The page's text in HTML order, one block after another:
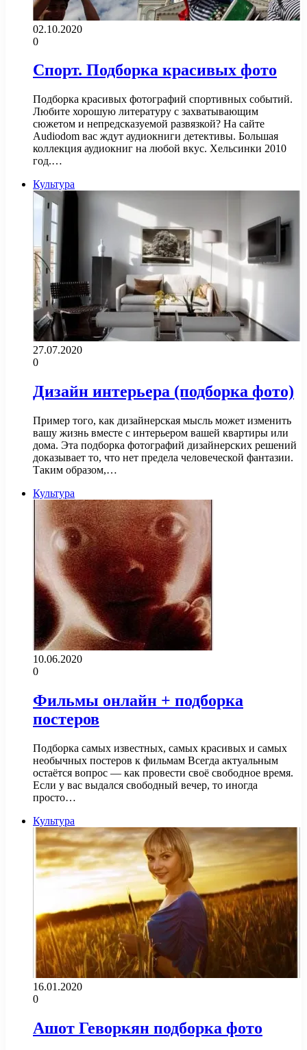
02.10.2020
0
Спорт. Подборка красивых фото
Подборка красивых фотографий спортивных событий.
Любите хорошую литературу с захватывающим
сюжетом и непредсказуемой развязкой? На сайте
Audiodom вас ждут аудиокниги детективы. Большая
коллекция аудиокниг на любой вкус. Хельсинки 2010
год.…
Культура
27.07.2020
0
Дизайн интерьера (подборка фото)
Пример того, как дизайнерская мысль может изменить
вашу жизнь вместе с интерьером вашей квартиры или
дома. Эта подборка фотографий дизайнерских решений
доказывает то, что нет предела человеческой фантазии.
Таким образом,…
Культура
10.06.2020
0
Фильмы онлайн + подборка
постеров
Подборка самых известных, самых красивых и самых
необычных постеров к фильмам Всегда актуальным
остаётся вопрос — как провести своё свободное время.
Если у вас выдался свободный вечер, то иногда
просто…
Культура
16.01.2020
0
Ашот Геворкян подборка фото